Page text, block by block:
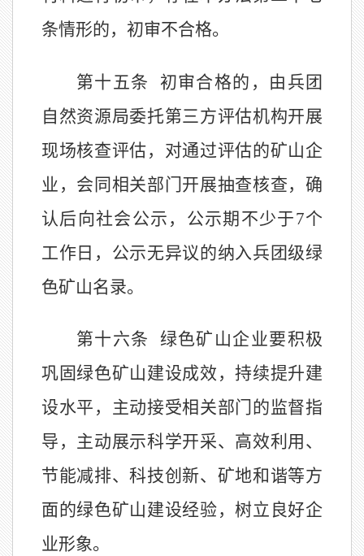
条情形的，初审不合格。
第十五条
初审合格的，由兵团
自然资源局委托第三方评估机构开展
现场核查评估，对通过评估的矿山企
业，会同相关部门开展抽查核查，确
认后向社会公示，公示期不少于7个
工作日，公示无异议的纳入兵团级绿
色矿山名录。
第十六条
绿色矿山企业要积极
巩固绿色矿山建设成效，持续提升建
设水平，主动接受相关部门的监督指
导，主动展示科学开采、高效利用、
节能减排、科技创新、矿地和谐等方
面的绿色矿山建设经验，树立良好企
业形象。